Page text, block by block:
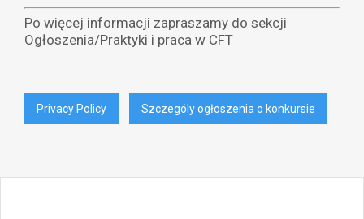
Po więcej informacji zapraszamy do sekcji
Ogłoszenia/Praktyki i praca w CFT
Privacy Policy Szczególy ogłoszenia o konkursie